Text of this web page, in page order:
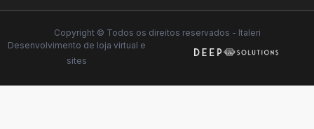
Copyright © Todos os direitos reservados - Italeri
Desenvolvimento de loja virtual e
sites